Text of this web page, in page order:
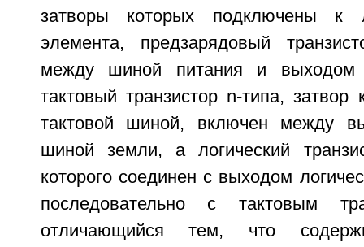
затворы которых подключены к
элемента, предзарядовый
между шиной питания и выходом
тактовый транзистор n-типа, затвор
тактовой шиной, включен между
шиной земли, а логический
которого соединен с выходом
последовательно с тактовым
отличающийся тем, что